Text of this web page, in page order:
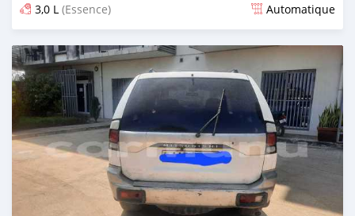
3,0 L (Essence) Automatique
Publié il y a plus d'un an